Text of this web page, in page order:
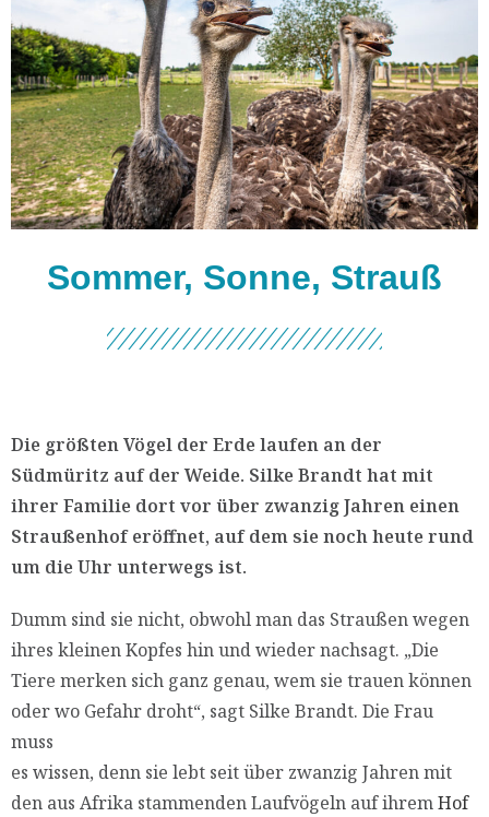
Sommer, Sonne, Strauß
Die größten Vögel der Erde laufen an der
Südmüritz auf der Weide. Silke Brandt hat mit
ihrer Familie dort vor über zwanzig Jahren einen
Straußenhof eröffnet, auf dem sie noch heute rund
um die Uhr unterwegs ist.
Dumm sind sie nicht, obwohl man das Straußen wegen
ihres kleinen Kopfes hin und wieder nachsagt. „Die
Tiere merken sich ganz genau, wem sie trauen können
oder wo Gefahr droht“, sagt Silke Brandt. Die Frau
muss
es wissen, denn sie lebt seit über zwanzig Jahren mit
den aus Afrika stammenden Laufvögeln auf ihremHof